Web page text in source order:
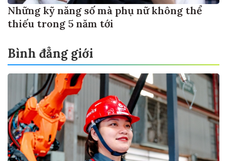
Những kỹ năng số mà phụ nữ không thể
thiếu trong 5 năm tới
Bình đẳng giới